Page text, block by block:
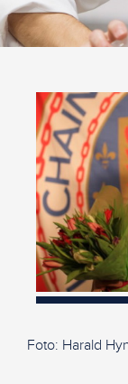
Foto: Harald